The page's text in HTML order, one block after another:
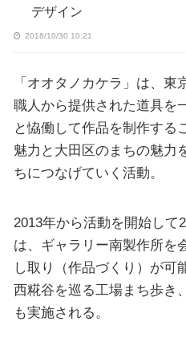
デザイン
2018/10/30 10:21
「オオタノカケラ」は、
職人から提供された道具を
と恊働して作品を制作する
魅力と大田区のまちの魅力
ちにつなげていく活動。
2013年から活動を開始して
は、ギャラリー南製作所を
し取り（作品づくり）が可
西糀谷を巡る工場まち歩き
も実施される。